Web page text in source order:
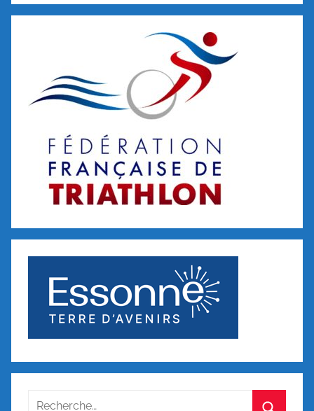
Recherche